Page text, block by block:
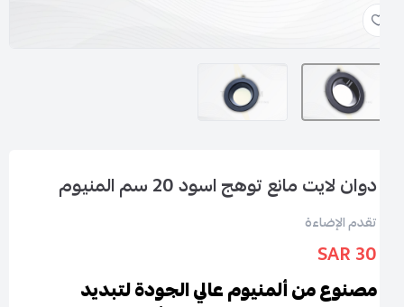
دوان لايت مانع توهج اسود 20 سم المنيوم
تقدم الإضاءة
مصنوع من ألمنيوم عالي الجودة لتبديد